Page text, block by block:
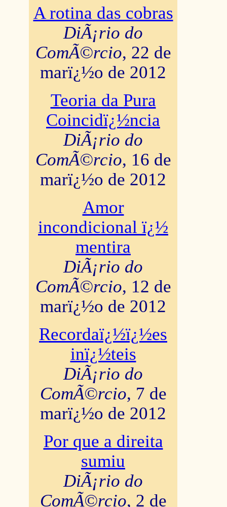
A rotina das cobras
DiÃ¡rio do
ComÃ©rcio, 22 de
marï¿½o de 2012
Teoria da Pura
Coincidï¿½ncia
DiÃ¡rio do
ComÃ©rcio, 16 de
marï¿½o de 2012
Amor
incondicional ï¿½
mentira
DiÃ¡rio do
ComÃ©rcio, 12 de
marï¿½o de 2012
Recordaï¿½ï¿½es
inï¿½teis
DiÃ¡rio do
ComÃ©rcio, 7 de
marï¿½o de 2012
Por que a direita
sumiu
DiÃ¡rio do
ComÃ©rcio, 2 de